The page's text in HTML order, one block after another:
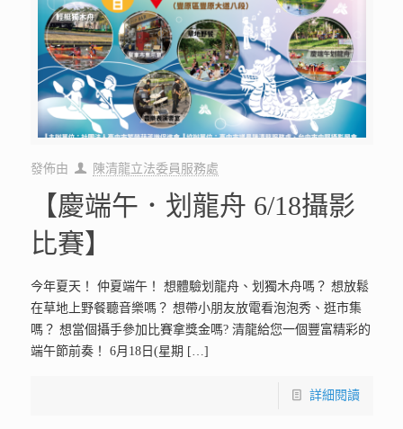
發佈由 陳清龍立法委員服務處
【慶端午．划龍舟 6/18攝影
比賽】
今年夏天！ 仲夏端午！ 想體驗划龍舟、划獨木舟嗎？ 想放鬆
在草地上野餐聽音樂嗎？ 想帶小朋友放電看泡泡秀、逛市集
嗎？ 想當個攝手參加比賽拿獎金嗎? 清龍給您一個豐富精彩的
端午節前奏！ 6月18日(星期 […]
詳細閱讀